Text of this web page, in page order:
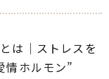
は｜ストレスを
情ホルモン”